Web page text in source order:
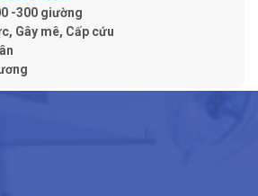
-300 giường
Gây mê, Cấp cứu